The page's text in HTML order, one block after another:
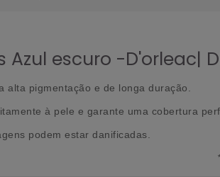
escuro -D'orleac|
alta pigmentação e de longa duração.
à pele e garante uma cobertura
podem estar danificadas.